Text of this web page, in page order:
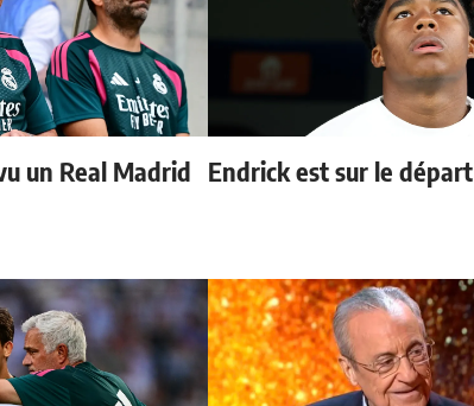
un Real Madrid Endrick est sur le départ